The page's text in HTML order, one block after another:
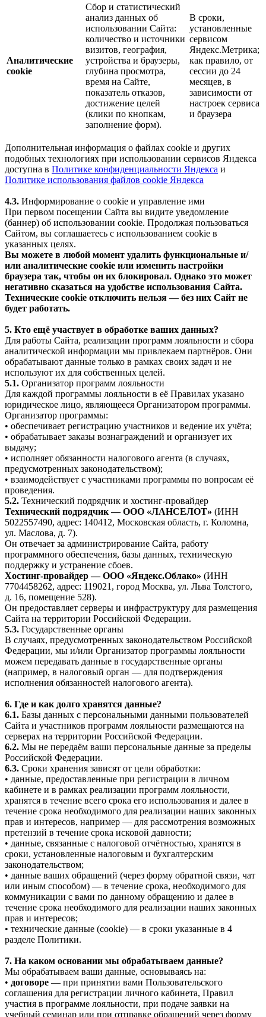
Аналитические
cookie
Сбор и статистический
анализ данных об
использовании Сайта:
количество и источники
визитов, география,
устройства и браузеры,
глубина просмотра,
время на Сайте,
показатель отказов,
достижение целей
(клики по кнопкам,
заполнение форм).
В сроки,
установленные
сервисом
Яндекс.Метрика;
как правило, от
сессии до 24
месяцев, в
зависимости от
настроек сервиса
и браузера
Дополнительная информация о файлах cookie и других
подобных технологиях при использовании сервисов Яндекса
доступна в Политике конфиденциальности Яндекса и
Политике использования файлов cookie Яндекса
4.3. Информирование о cookie и управление ими
При первом посещении Сайта вы видите уведомление
(баннер) об использовании cookie. Продолжая пользоваться
Сайтом, вы соглашаетесь с использованием cookie в
указанных целях.
Вы можете в любой момент удалить функциональные и/
или аналитические cookie или изменить настройки
браузера так, чтобы он их блокировал. Однако это может
негативно сказаться на удобстве использования Сайта.
Технические cookie отключить нельзя — без них Сайт не
будет работать.
5. Кто ещё участвует в обработке ваших данных?
Для работы Сайта, реализации программ лояльности и сбора
аналитической информации мы привлекаем партнёров. Они
обрабатывают данные только в рамках своих задач и не
используют их для собственных целей.
5.1. Организатор программ лояльности
Для каждой программы лояльности в её Правилах указано
юридическое лицо, являющееся Организатором программы.
Организатор программы:
• обеспечивает регистрацию участников и ведение их учёта;
• обрабатывает заказы вознаграждений и организует их
выдачу;
• исполняет обязанности налогового агента (в случаях,
предусмотренных законодательством);
• взаимодействует с участниками программы по вопросам её
проведения.
5.2. Технический подрядчик и хостинг-провайдер
Технический подрядчик — ООО «ЛАНСЕЛОТ» (ИНН
5022557490, адрес: 140412, Московская область, г. Коломна,
ул. Маслова, д. 7).
Он отвечает за администрирование Сайта, работу
программного обеспечения, базы данных, техническую
поддержку и устранение сбоев.
Хостинг-провайдер — ООО «Яндекс.Облако» (ИНН
7704458262, адрес: 119021, город Москва, ул. Льва Толстого,
д. 16, помещение 528).
Он предоставляет серверы и инфраструктуру для размещения
Сайта на территории Российской Федерации.
5.3. Государственные органы
В случаях, предусмотренных законодательством Российской
Федерации, мы и/или Организатор программы лояльности
можем передавать данные в государственные органы
(например, в налоговый орган — для подтверждения
исполнения обязанностей налогового агента).
6. Где и как долго хранятся данные?
6.1. Базы данных с персональными данными пользователей
Сайта и участников программ лояльности размещаются на
серверах на территории Российской Федерации.
6.2. Мы не передаём ваши персональные данные за пределы
Российской Федерации.
6.3. Сроки хранения зависят от цели обработки:
• данные, предоставленные при регистрации в личном
кабинете и в рамках реализации программ лояльности,
хранятся в течение всего срока его использования и далее в
течение срока необходимого для реализации наших законных
прав и интересов, например — для рассмотрения возможных
претензий в течение срока исковой давности;
• данные, связанные с налоговой отчётностью, хранятся в
сроки, установленные налоговым и бухгалтерским
законодательством;
• данные ваших обращений (через форму обратной связи, чат
или иным способом) — в течение срока, необходимого для
коммуникации с вами по данному обращению и далее в
течение срока необходимого для реализации наших законных
прав и интересов;
• технические данные (cookie) — в сроки указанные в 4
разделе Политики.
7. На каком основании мы обрабатываем данные?
Мы обрабатываем ваши данные, основываясь на:
• договоре — при принятии вами Пользовательского
соглашения для регистрации личного кабинета, Правил
участия в программе лояльности, при подаче заявки на
учебный семинар или при отправке обращений через форму